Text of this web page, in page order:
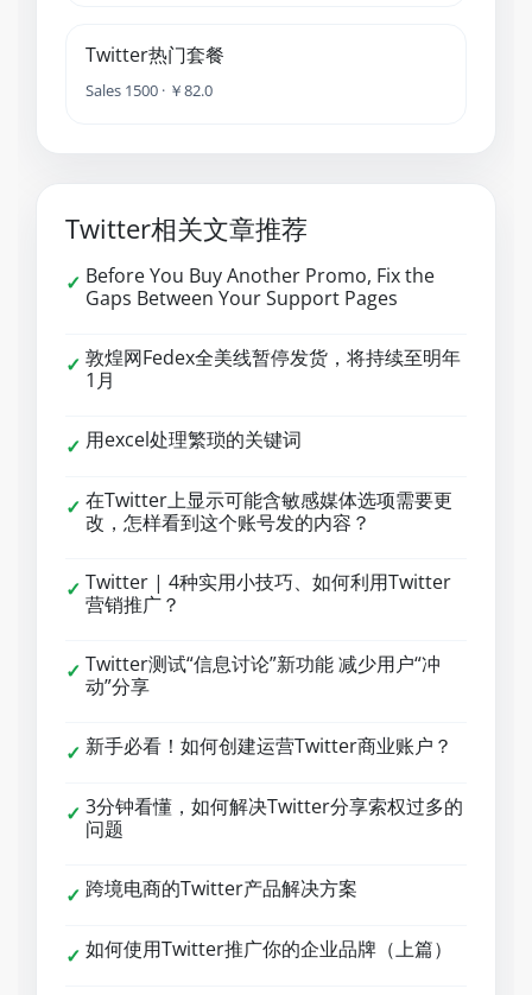
Twitter热门套餐
Sales 1500 · ￥82.0
Twitter相关文章推荐
✓ Before You Buy Another Promo, Fix the
Gaps Between Your Support Pages
✓ 敦煌网Fedex全美线暂停发货，将持续至明年
1月
✓ 用excel处理繁琐的关键词
✓ 在Twitter上显示可能含敏感媒体选项需要更
改，怎样看到这个账号发的内容？
✓ Twitter | 4种实用小技巧、如何利用Twitter
营销推广？
✓ Twitter测试“信息讨论”新功能 减少用户“冲
动”分享
✓ 新手必看！如何创建运营Twitter商业账户？
✓ 3分钟看懂，如何解决Twitter分享索权过多的
问题
✓ 跨境电商的Twitter产品解决方案
✓ 如何使用Twitter推广你的企业品牌（上篇）